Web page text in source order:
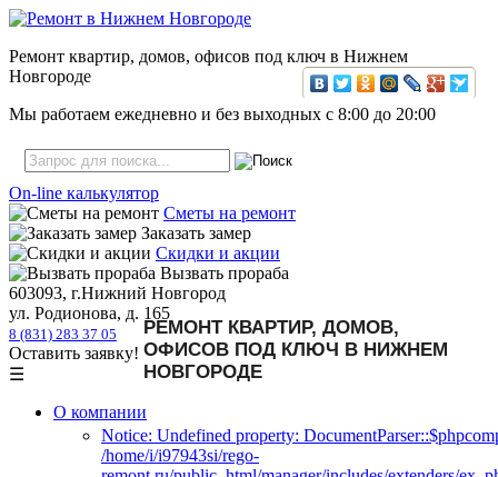
Ремонт квартир, домов, офисов под ключ в Нижнем
Новгороде
Мы работаем ежедневно и без выходных с 8:00 до 20:00
On-line калькулятор
Сметы на ремонт
Заказать замер
Скидки и акции
Вызвать прораба
603093, г.Нижний Новгород
ул. Родионова, д. 165
8 (831) 283 37 05
Оставить заявку!
☰
О компании
Notice: Undefined property:
/home/i/i97943si/rego-
РЕМОНТ КВАРТИР, ДОМОВ,
ОФИСОВ ПОД КЛЮЧ В НИЖНЕМ
НОВГОРОДЕ